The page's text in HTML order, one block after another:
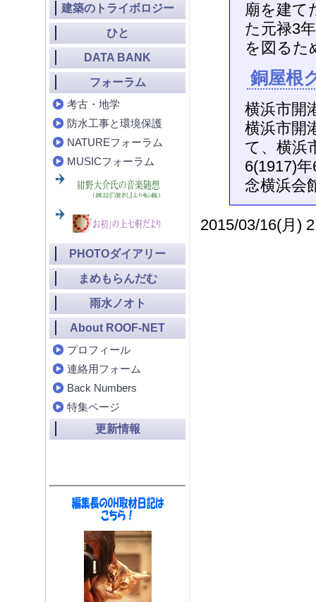
廟を建て
た元禄3
を図る
銅屋根
横浜市開
横浜市開
て、横浜
6(1917)
念横浜会
2015/03/16(月)
建築のトライボロジー
ひと
DATA BANK
フォーラム
考古・地学
防水工事と環境保護
NATUREフォーラム
MUSICフォーラム
PHOTOダイアリー
まめもらんだむ
雨水ノオト
About ROOF-NET
プロフィール
連絡用フォーム
Back Numbers
特集ページ
更新情報